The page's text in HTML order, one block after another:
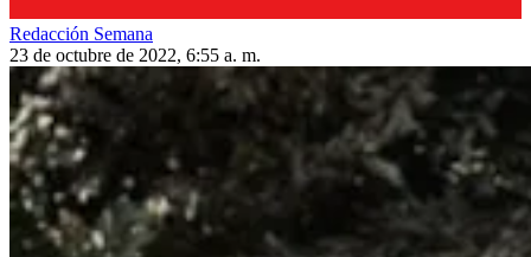
Redacción Semana
23 de octubre de 2022, 6:55 a. m.